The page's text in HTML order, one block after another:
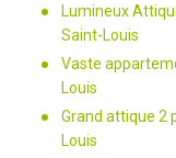
Lumineux
Saint-Louis
Vaste
Louis
Grand attique 2
Louis